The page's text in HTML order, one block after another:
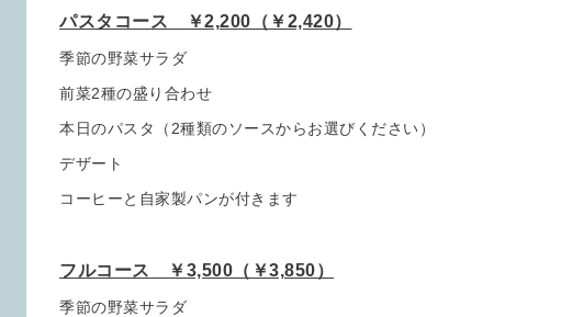
パスタコース ￥2,200（￥2,420）
季節の野菜サラダ
前菜2種の盛り合わせ
本日のパスタ（2種類のソースからお選びください）
デザート
コーヒーと自家製パンが付きます
フルコース ￥3,500（￥3,850）
季節の野菜サラダ